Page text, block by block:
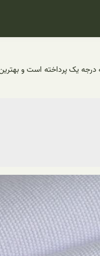
درجه یک پرداخته است و